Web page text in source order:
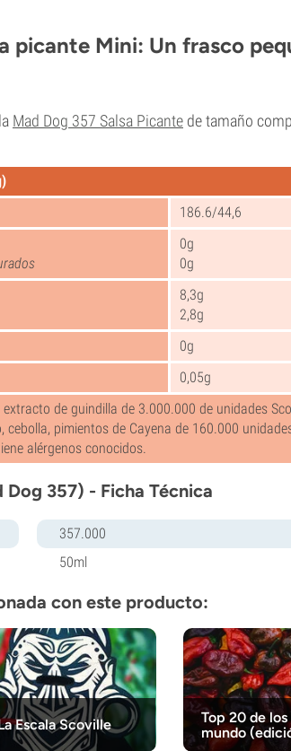
picante Mini: Un frasco
Mad Dog 357 Salsa Picante de tamaño
186.6/44,6
0g
0g
8,3g
2,8g
0g
0,05g
de guindilla de 3.000.000 de unidades
pimientos de Cayena de 160.000
alérgenos conocidos.
357) - Ficha Técnica
357.000
50ml
con este producto:
Escala Scoville
Top 20 de
mundo